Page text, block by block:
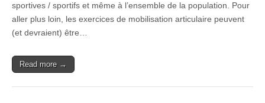
sportives / sportifs et même à l’ensemble de la population. Pour
aller plus loin, les exercices de mobilisation articulaire peuvent
(et devraient) être…
Read more →